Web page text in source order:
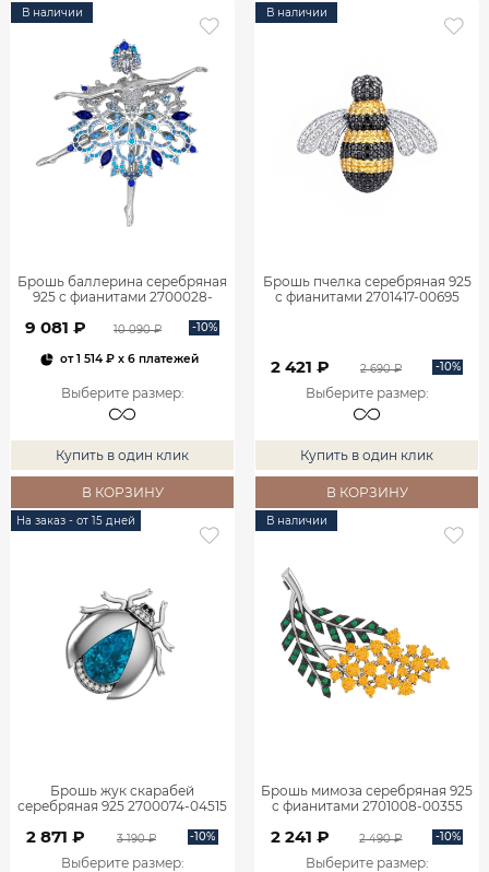
В наличии
Брошь баллерина серебряная
925 с фианитами 2700028-
9 081 ₽ 10 090 ₽ -10%
от1 514 ₽x 6 платежей
Выберите размер:
Купить в один клик
В КОРЗИНУ
В наличии
Брошь пчелка серебряная 925
с фианитами 2701417-00695
2 421 ₽ 2 690 ₽ -10%
Выберите размер:
Купить в один клик
В КОРЗИНУ
На заказ - от 15 дней
Брошь жук скарабей
серебряная 925 2700074-04515
2 871 ₽ 3 190 ₽ -10%
Выберите размер:
В наличии
Брошь мимоза серебряная 925
с фианитами 2701008-00355
2 241 ₽ 2 490 ₽ -10%
Выберите размер: